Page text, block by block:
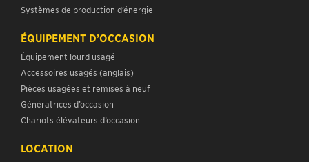
Systèmes de production d’énergie
ÉQUIPEMENT D’OCCASION
Équipement lourd usagé
Accessoires usagés (anglais)
Pièces usagées et remises à neuf
Génératrices d’occasion
Chariots élévateurs d’occasion
LOCATION